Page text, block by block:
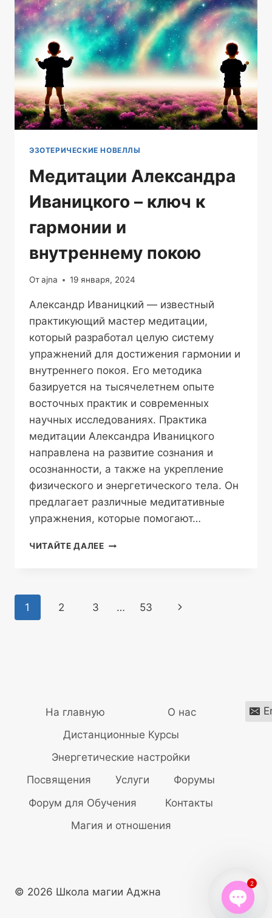
И
САМЫЕ
ЭФФЕКТИВНЫЕ
ГАДАНИЯ
ДЛЯ
ВСЕХ
ЗНАКОВ
ЗОДИАКА
ЭЗОТЕРИЧЕСКИЕ НОВЕЛЛЫ
Медитации Александра
Иваницкого – ключ к
гармонии и
внутреннему покою
Отajna 19 января, 2024
Александр Иваницкий — известный
практикующий мастер медитации,
который разработал целую систему
упражнений для достижения гармонии и
внутреннего покоя. Его методика
базируется на тысячелетнем опыте
восточных практик и современных
научных исследованиях. Практика
медитации Александра Иваницкого
направлена на развитие сознания и
осознанности, а также на укрепление
физического и энергетического тела. Он
предлагает различные медитативные
упражнения, которые помогают…
ЧИТАЙТЕ ДАЛЕЕМЕДИТАЦИИ
Навигация
1 2 3 … 53
Следующая
На главную
О нас
Дистанционные Курсы
Энергетические настройки
Посвящения
Услуги
Форумы
Форум для Обучения
Контакты
Магия и отношения
© 2026 Школа магии Аджна
2